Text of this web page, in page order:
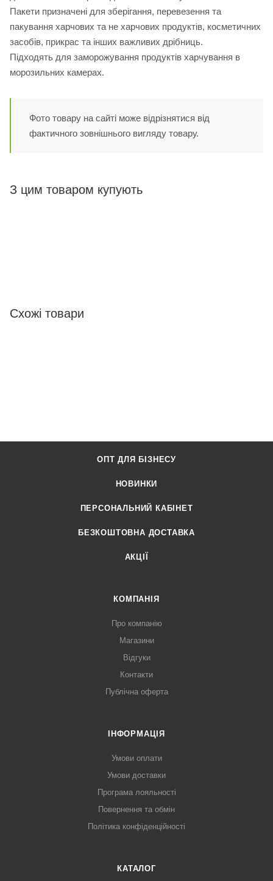
Пакети призначені для зберігання, перевезення та
пакування харчових та не харчових продуктів, косметичних
засобів, прикрас та інших важливих дрібниць.
Підходять для заморожування продуктів харчування в
морозильних камерах.
Фото товару на сайті може відрізнятися від
фактичного зовнішнього вигляду товару.
З цим товаром купують
Схожі товари
ОПТ ДЛЯ БІЗНЕСУ
НОВИНКИ
ПЕРСОНАЛЬНИЙ КАБІНЕТ
БЕЗКОШТОВНА ДОСТАВКА
АКЦІЇ
КОМПАНІЯ
Про компанію
Магазини
Відгуки
Контакти
Публічна оферта
ІНФОРМАЦІЯ
Умови оплати
Умови доставки
Програма лояльності
Повернення та обмін
Політика конфіденційності
КАТАЛОГ